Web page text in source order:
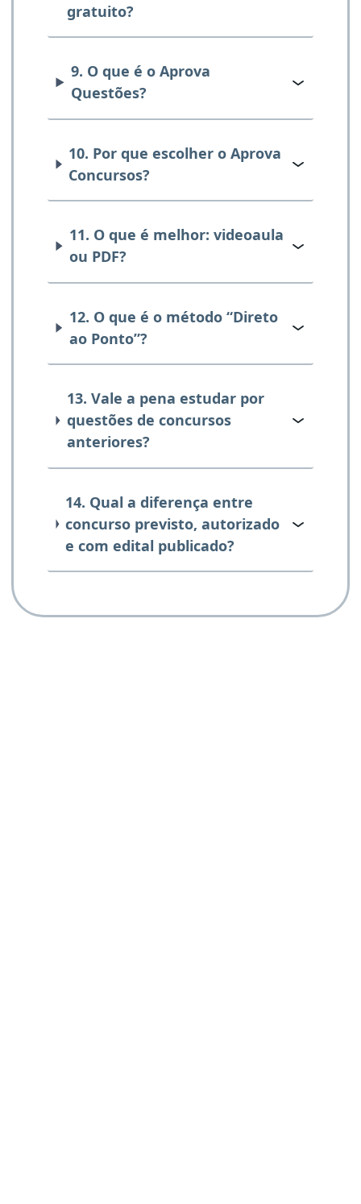
gratuito?
9. O que é o Aprova
Questões?
10. Por que escolher o Aprova
Concursos?
11. O que é melhor: videoaula
ou PDF?
12. O que é o método “Direto
ao Ponto”?
13. Vale a pena estudar por
questões de concursos
anteriores?
14. Qual a diferença entre
concurso previsto, autorizado
e com edital publicado?